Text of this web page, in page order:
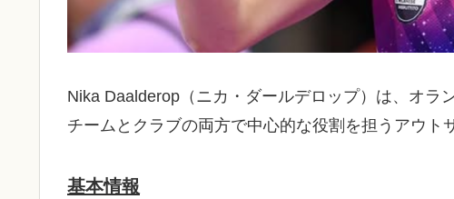
Nika Daalderop（ニカ・ダールデロップ）は、オラ
チームとクラブの両方で中心的な役割を担うアウト
基本情報